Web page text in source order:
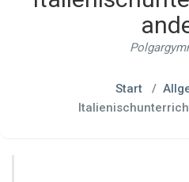
Start/